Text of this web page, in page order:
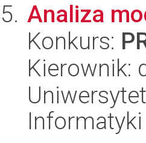
Analiza
Konkurs:
Kierownik: